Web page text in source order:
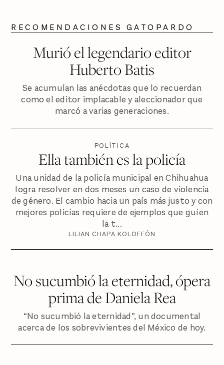
RECOMENDACIONES GATOPARDO
Murió el legendario editor
Huberto Batis
Se acumulan las anécdotas que lo recuerdan
como el editor implacable y aleccionador que
marcó a varias generaciones.
POLÍTICA
Ella también es la policía
Una unidad de la policía municipal en Chihuahua
logra resolver en dos meses un caso de violencia
de género. El cambio hacia un país más justo y con
mejores policías requiere de ejemplos que guíen
la t...
LILIAN CHAPA KOLOFFÓN
No sucumbió la eternidad, ópera
prima de Daniela Rea
“No sucumbió la eternidad”, un documental
acerca de los sobrevivientes del México de hoy.